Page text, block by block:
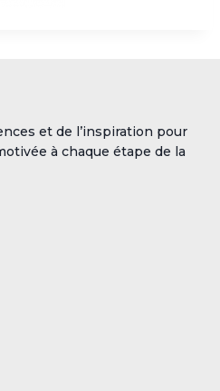
et de l’inspiration pour
à chaque étape de la